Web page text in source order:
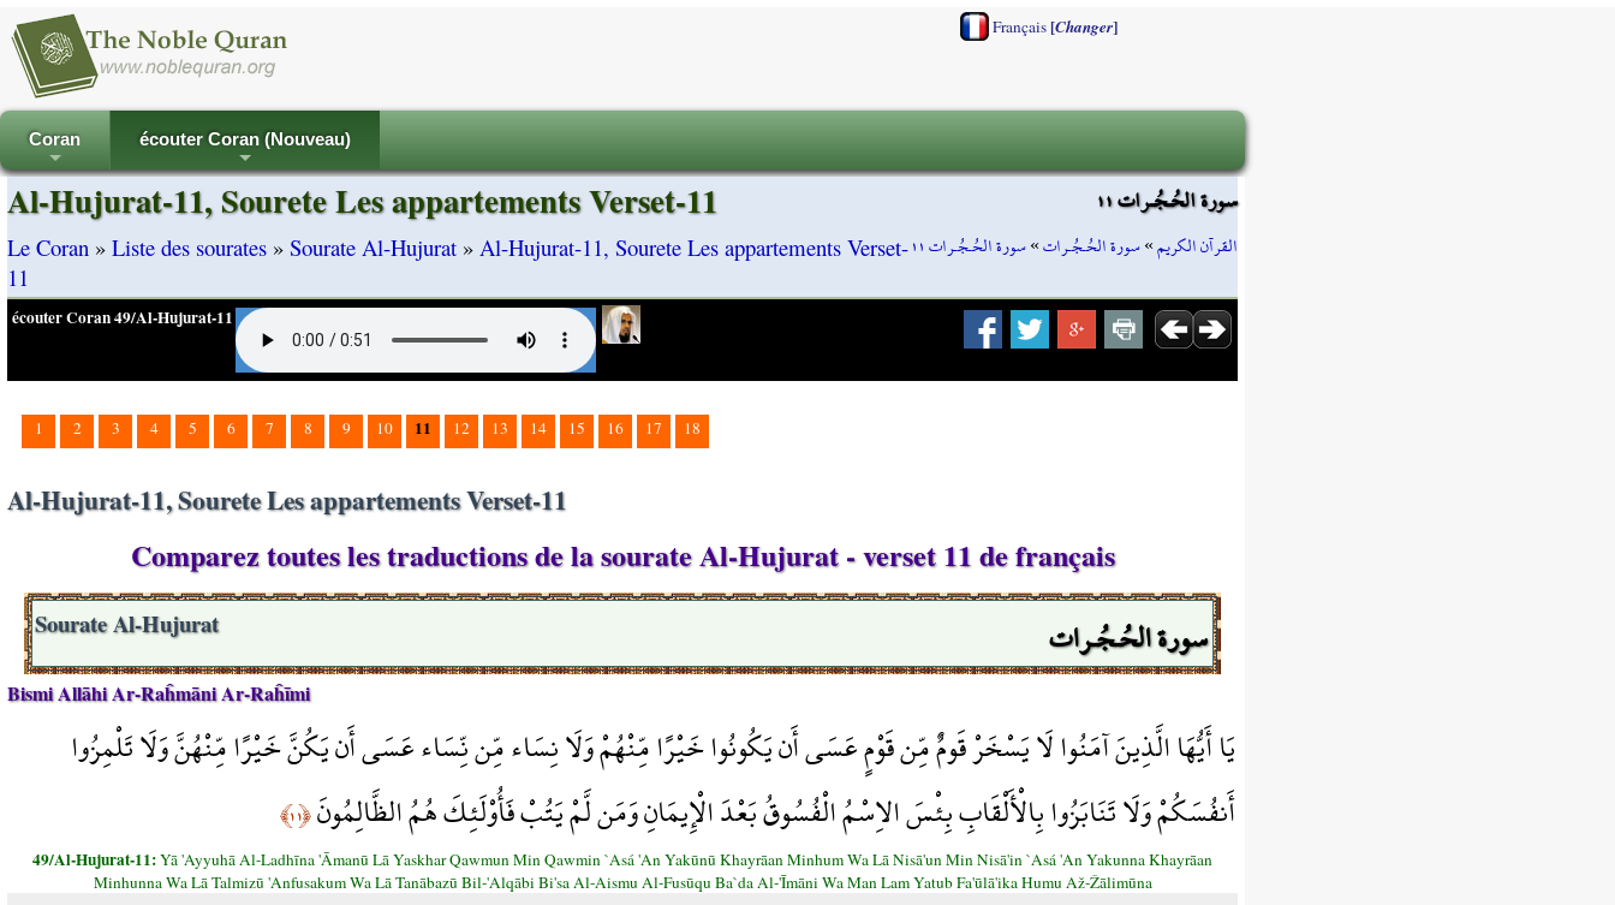
Français[Changer]
+
Coran
+
écouter Coran (Nouveau)
سورة الحُـجُـرات ١١
القرآن الكريم»سورة الحُـجُـرات»سورة الحُـجُـرات ١١
Al-Hujurat-11, Sourete Les appartements Verset-11
Le Coran » Liste des sourates » Sourate Al-Hujurat » Al-Hujurat-11, Sourete Les appartements Verset-
11
écouter Coran 49/Al-Hujurat-11
1 2 3 4 5 6 7 8 9 10 11 12 13 14 15 16 17 18
Al-Hujurat-11, Sourete Les appartements Verset-11
Comparez toutes les traductions de la sourate Al-Hujurat - verset 11 de français
سورة الحُـجُـرات Sourate Al-Hujurat
Bismi Allāhi Ar-Raĥmāni Ar-Raĥīmi
يَا أَيُّهَا الَّذِينَ آمَنُوا لَا يَسْخَرْ قَومٌ مِّن قَوْمٍ عَسَى أَن يَكُونُوا خَيْرًا مِّنْهُمْ وَلَا نِسَاء مِّن نِّسَاء عَسَى أَن يَكُنَّ خَيْرًا مِّنْهُنَّ وَلَا تَلْمِزُوا
أَنفُسَكُمْ وَلَا تَنَابَزُوا بِالْأَلْقَابِ بِئْسَ الاِسْمُ الْفُسُوقُ بَعْدَ الْإِيمَانِ وَمَن لَّمْ يَتُبْ فَأُوْلَئِكَ هُمُ الظَّالِمُونَ﴿١١﴾
49/Al-Hujurat-11:Yā 'Ayyuhā Al-Ladhīna 'Āmanū Lā Yaskhar Qawmun Min Qawmin `Asá 'An Yakūnū Khayrāan Minhum Wa Lā Nisā'un Min Nisā'in `Asá 'An Yakunna Khayrāan
Minhunna Wa Lā Talmizū 'Anfusakum Wa Lā Tanābazū Bil-'Alqābi Bi'sa Al-Aismu Al-Fusūqu Ba`da Al-'Īmāni Wa Man Lam Yatub Fa'ūlā'ika Humu Až-Žālimūna